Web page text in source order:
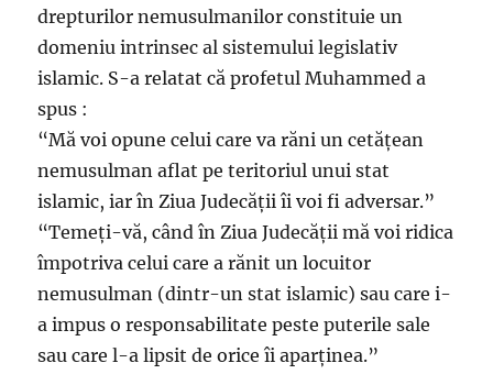
drepturilor nemusulmanilor constituie un
domeniu intrinsec al sistemului legislativ
islamic. S-a relatat că profetul Muhammed a
spus :
“Mă voi opune celui care va răni un cetățean
nemusulman aflat pe teritoriul unui stat
islamic, iar în Ziua Judecății îi voi fi adversar.”
“Temeți-vă, când în Ziua Judecății mă voi ridica
împotriva celui care a rănit un locuitor
nemusulman (dintr-un stat islamic) sau care i-
a impus o responsabilitate peste puterile sale
sau care l-a lipsit de orice îi aparținea.”